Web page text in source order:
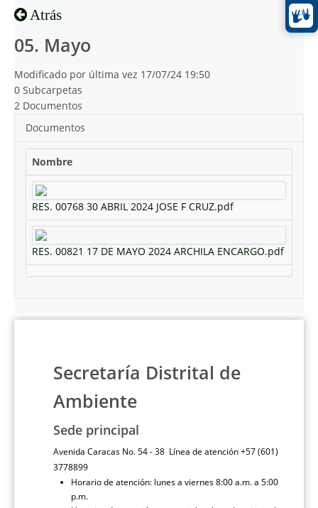
Atrás
05. Mayo
Modificado por última vez 17/07/24 19:50
0 Subcarpetas
2 Documentos
Documentos
Nombre
RES. 00768 30 ABRIL 2024 JOSE F CRUZ.pdf
RES. 00821 17 DE MAYO 2024 ARCHILA ENCARGO.pdf
Secretaría Distrital de
Ambiente
Sede principal
Avenida Caracas No. 54 - 38 Línea de atención +57 (601)
3778899
Horario de atención: lunes a viernes 8:00 a.m. a 5:00
p.m.